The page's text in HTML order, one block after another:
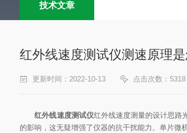
技术文章
红外线速度测试仪测速原理是
更新时间：2022-10-13 点击次数：5318
红外线速度测试仪红外线速度测量的设计思路
的影响，这无疑增强了仪器的抗干扰能力。单片微